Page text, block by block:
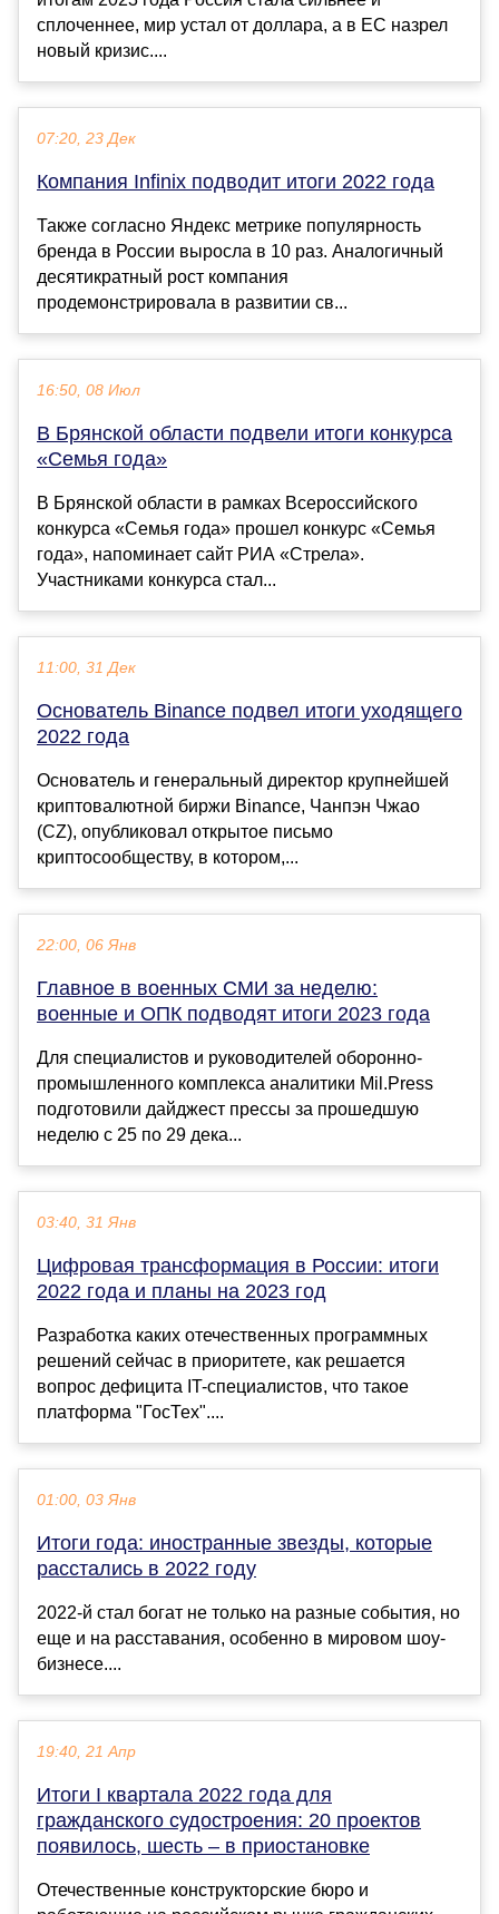
сплоченнее, мир устал от доллара, а в ЕС назрел
новый кризис....
07:20, 23 Дек
Компания Infinix подводит итоги 2022 года
Также согласно Яндекс метрике популярность
бренда в России выросла в 10 раз. Аналогичный
десятикратный рост компания
продемонстрировала в развитии св...
16:50, 08 Июл
В Брянской области подвели итоги конкурса
«Семья года»
В Брянской области в рамках Всероссийского
конкурса «Семья года» прошел конкурс «Семья
года», напоминает сайт РИА «Стрела».
Участниками конкурса стал...
11:00, 31 Дек
Основатель Binance подвел итоги уходящего
2022 года
Основатель и генеральный директор крупнейшей
криптовалютной биржи Binance, Чанпэн Чжао
(CZ), опубликовал открытое письмо
криптосообществу, в котором,...
22:00, 06 Янв
Главное в военных СМИ за неделю:
военные и ОПК подводят итоги 2023 года
Для специалистов и руководителей оборонно-
промышленного комплекса аналитики Mil.Press
подготовили дайджест прессы за прошедшую
неделю с 25 по 29 дека...
03:40, 31 Янв
Цифровая трансформация в России: итоги
2022 года и планы на 2023 год
Разработка каких отечественных программных
решений сейчас в приоритете, как решается
вопрос дефицита IT-специалистов, что такое
платформа "ГосТех"....
01:00, 03 Янв
Итоги года: иностранные звезды, которые
расстались в 2022 году
2022-й стал богат не только на разные события, но
еще и на расставания, особенно в мировом шоу-
бизнесе....
19:40, 21 Апр
Итоги I квартала 2022 года для
гражданского судостроения: 20 проектов
появилось, шесть – в приостановке
Отечественные конструкторские бюро и